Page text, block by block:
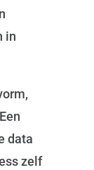
in
data
zelf